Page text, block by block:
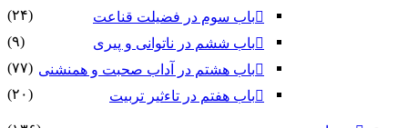
باب سوم در فضیلت قناعت
(۲۴)
باب ششم در ناتوانى و پیرى
(۹)
باب هشتم در آداب صحبت و همنشنى (۷۷)
باب هفتم در تاءثیر تربیت
(۲۰)